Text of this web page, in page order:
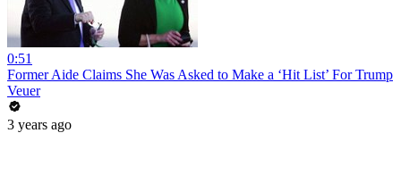
0:51
Former Aide Claims She Was Asked to Make a ‘Hit List’ For Trump
Veuer
3 years ago